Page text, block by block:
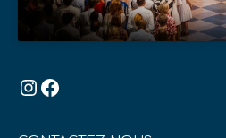
Instagram
Facebook